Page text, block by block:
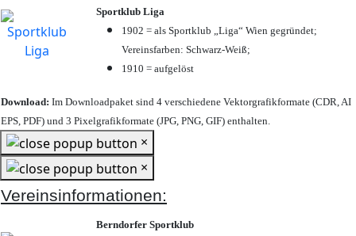
Sportklub Liga
1902 = als Sportklub „Liga“ Wien gegründet;
Vereinsfarben: Schwarz-Weiß;
1910 = aufgelöst
Download: Im Downloadpaket sind 4 verschiedene Vektorgrafikformate (CDR, AI
EPS, PDF) und 3 Pixelgrafikformate (JPG, PNG, GIF) enthalten.
×
×
Vereinsinformationen:
Berndorfer Sportklub